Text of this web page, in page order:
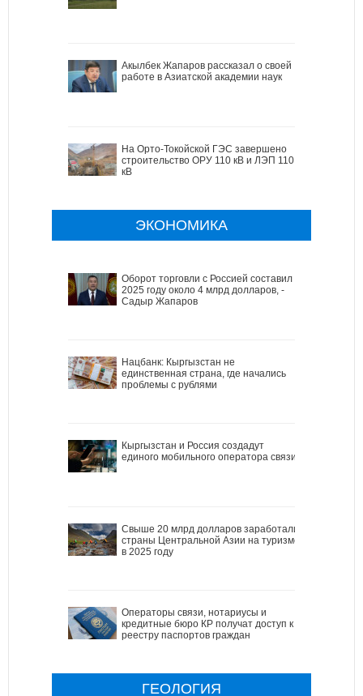
Акылбек Жапаров рассказал о своей
работе в Азиатской академии наук
На Орто-Токойской ГЭС завершено
строительство ОРУ 110 кВ и ЛЭП 110
кВ
ЭКОНОМИКА
Оборот торговли с Россией составил в
2025 году около 4 млрд долларов, -
Садыр Жапаров
Нацбанк: Кыргызстан не
единственная страна, где начались
проблемы с рублями
Кыргызстан и Россия создадут
единого мобильного оператора связи
Свыше 20 млрд долларов заработали
страны Центральной Азии на туризме
в 2025 году
Операторы связи, нотариусы и
кредитные бюро КР получат доступ к
реестру паспортов граждан
ГЕОЛОГИЯ